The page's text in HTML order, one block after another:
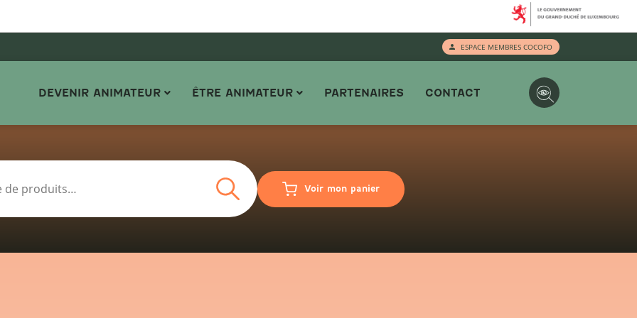
ESPACE MEMBRES COCOFO
DEVENIR ANIMATEUR ÊTRE ANIMATEUR PARTENAIRES CONTACT
Recherche Voir mon panier